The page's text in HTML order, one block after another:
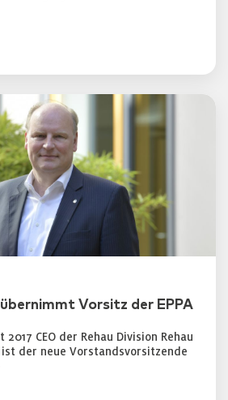
Vorsitz der EPPA
CEO der Rehau Division Rehau
der neue Vorstandsvorsitzende